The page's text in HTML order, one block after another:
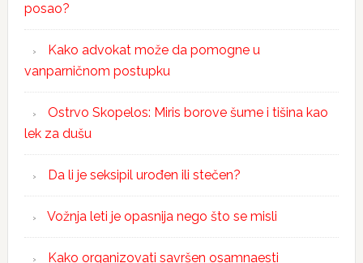
posao?
Kako advokat može da pomogne u
vanparničnom postupku
Ostrvo Skopelos: Miris borove šume i tišina kao
lek za dušu
Da li je seksipil urođen ili stečen?
Vožnja leti je opasnija nego što se misli
Kako organizovati savršen osamnaesti